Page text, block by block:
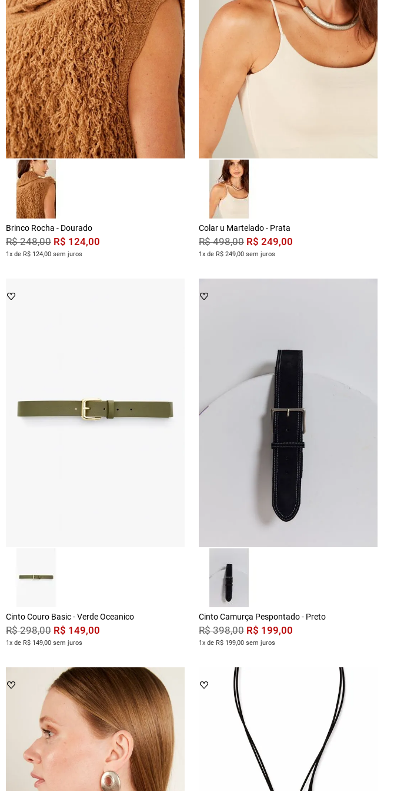
Brinco Rocha - Dourado
R$ 248,00 R$ 124,00
1x de R$ 124,00 sem juros
Colar u Martelado - Prata
R$ 498,00 R$ 249,00
1x de R$ 249,00 sem juros
Cinto Couro Basic - Verde Oceanico
R$ 298,00 R$ 149,00
1x de R$ 149,00 sem juros
Cinto Camurça Pespontado - Preto
R$ 398,00 R$ 199,00
1x de R$ 199,00 sem juros